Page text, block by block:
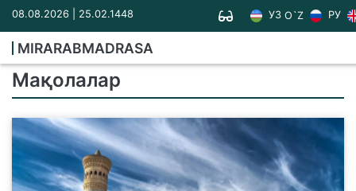
08.08.2026 | 25.02.1448 УЗ O`Z РУ
MIRARABMADRASA
Мақолалар